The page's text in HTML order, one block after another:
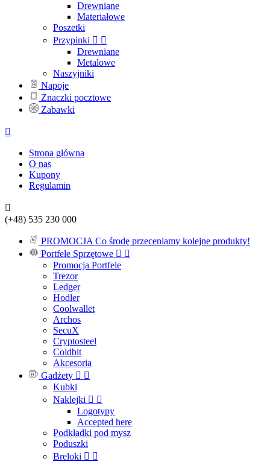
Drewniane
Materiałowe
Poszetki
Przypinki  
Drewniane
Metalowe
Naszyjniki
Napoje
Znaczki pocztowe
Zabawki

Strona główna
O nas
Kupony
Regulamin

(+48) 535 230 000
PROMOCJA Co środę przeceniamy kolejne produkty!
Portfele Sprzętowe  
Promocja Portfele
Trezor
Ledger
Hodler
Coolwallet
Archos
SecuX
Cryptosteel
Coldbit
Akcesoria
Gadżety  
Kubki
Naklejki  
Logotypy
Accepted here
Podkładki pod mysz
Poduszki
Breloki  